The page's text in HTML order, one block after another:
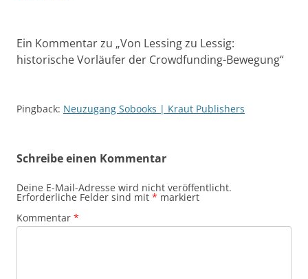
Ein Kommentar zu „Von Lessing zu Lessig:
historische Vorläufer der Crowdfunding-Bewegung“
Pingback: Neuzugang Sobooks | Kraut Publishers
Schreibe einen Kommentar
Deine E-Mail-Adresse wird nicht veröffentlicht.
Erforderliche Felder sind mit * markiert
Kommentar *